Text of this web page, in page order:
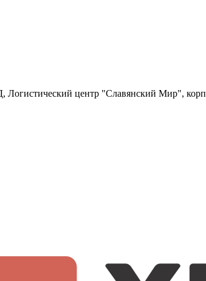
центр "Славянский Мир",